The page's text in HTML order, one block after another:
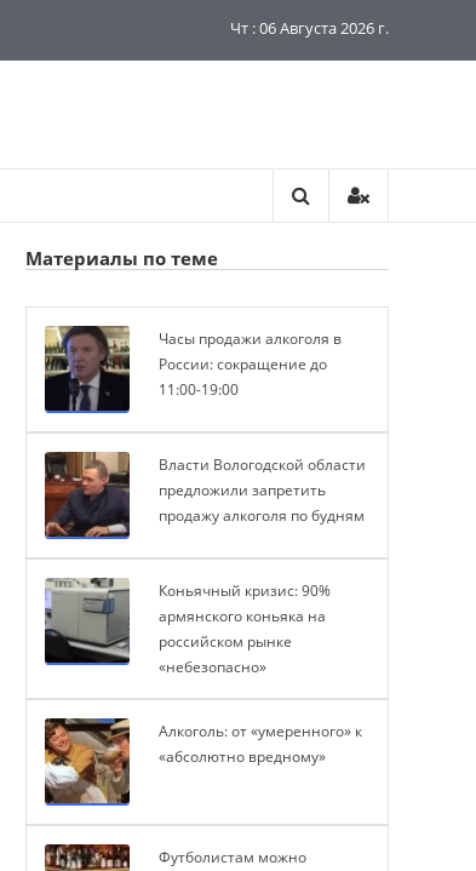
Чт : 06 Августа 2026 г.
Материалы по теме
Часы продажи алкоголя в
России: сокращение до
11:00-19:00
Власти Вологодской области
предложили запретить
продажу алкоголя по будням
Коньячный кризис: 90%
армянского коньяка на
российском рынке
«небезопасно»
Алкоголь: от «умеренного» к
«абсолютно вредному»
Футболистам можно